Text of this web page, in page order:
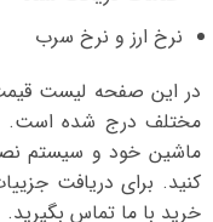
نرخ ارز و نرخ سرب
در این صفحه لیست قیمت
مختلف درج شده است.
ماشین خود و سیستم
کنید. برای دریافت
خرید با ما تماس بگیرید.